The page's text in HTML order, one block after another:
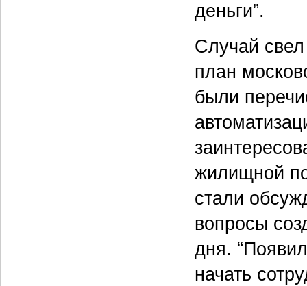
деньги”.
Случай свел
план
были
жилищной
стали
вопросы
дня.
начать